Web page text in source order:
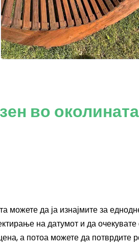
во
можете да ја изнајмите за
на датумот и да
а потоа можете да потврдите